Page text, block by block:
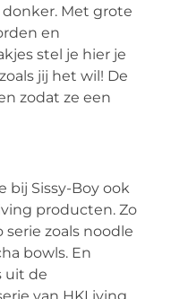
Met grote
en
stel je hier je
jij het wil! De
zodat ze een
bij Sissy-Boy ook
producten. Zo
zoals noodle
bowls. En
uit de